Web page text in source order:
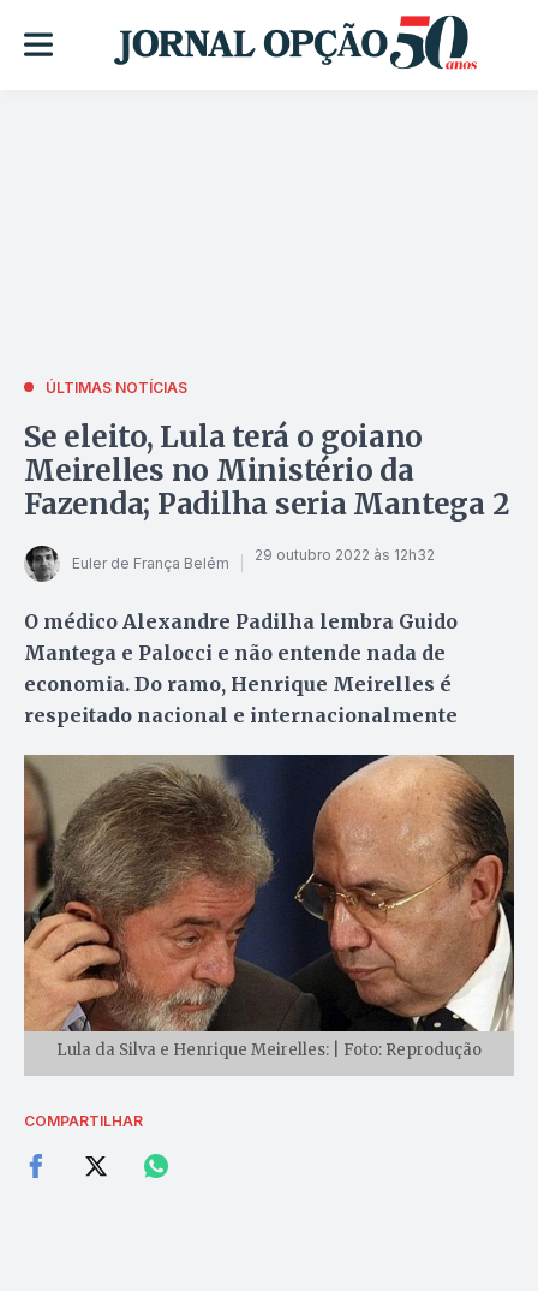
ÚLTIMAS NOTÍCIAS
Se eleito, Lula terá o goiano
Meirelles no Ministério da
Fazenda; Padilha seria Mantega 2
Euler de França Belém 29 outubro 2022 às 12h32
O médico Alexandre Padilha lembra Guido
Mantega e Palocci e não entende nada de
economia. Do ramo, Henrique Meirelles é
respeitado nacional e internacionalmente
Lula da Silva e Henrique Meirelles: | Foto: Reprodução
COMPARTILHAR